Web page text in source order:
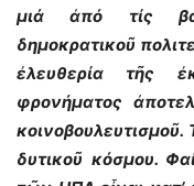
μιά ἀπό τίς
δημοκρατικοῦ
ἐλευθερία τῆς
φρονήματος
δυτικοῦ κόσμου.